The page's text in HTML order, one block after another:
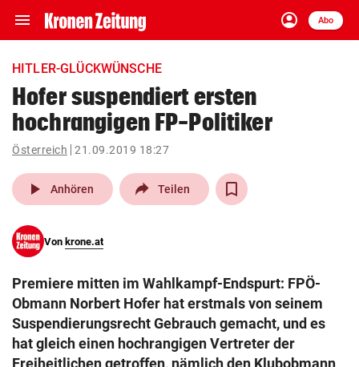
menu Navigation
ein-/ausklappen
account_circle
Anmelden
Abo
close Schließen
account_circle Anmelden
arrow_right
pin_drop
Wien arrow_right
search
eingeben
HITLER-GLÜCKWÜNSCHE
Hofer suspendiert ersten
hochrangigen FP-Politiker
Österreich 21.09.2019 18:27
play_arrow Anhören Teilen
Von krone.at
Premiere mitten im Wahlkampf-Endspurt: FPÖ-
Obmann Norbert Hofer hat erstmals von seinem
Suspendierungsrecht Gebrauch gemacht, und es
hat gleich einen hochrangigen Vertreter der
Freiheitlichen getroffen, nämlich den Klubobmann